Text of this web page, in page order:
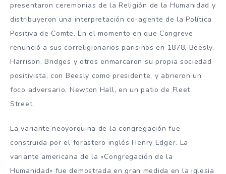
presentaron ceremonias de la Religión de la Humanidad y
distribuyeron una interpretación co-agente de la Política
Positiva de Comte. En el momento en que Congreve
renunció a sus correligionarios parisinos en 1878, Beesly,
Harrison, Bridges y otros enmarcaron su propia sociedad
positivista, con Beesly como presidente, y abrieron un
foco adversario, Newton Hall, en un patio de Fleet
Street.
La variante neoyorquina de la congregación fue
construida por el forastero inglés Henry Edger. La
variante americana de la «Congregación de la
Humanidad» fue demostrada en gran medida en la iglesia